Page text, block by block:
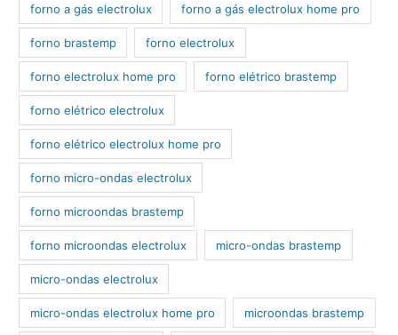
forno a gás electrolux forno a gás electrolux home pro
forno brastemp forno electrolux
forno electrolux home pro forno elétrico brastemp
forno elétrico electrolux
forno elétrico electrolux home pro
forno micro-ondas electrolux
forno microondas brastemp
forno microondas electrolux micro-ondas brastemp
micro-ondas electrolux
micro-ondas electrolux home pro microondas brastemp